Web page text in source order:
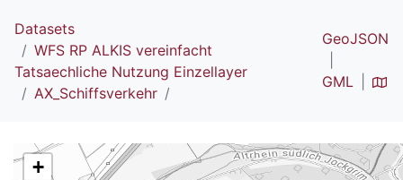
Datasets
WFS RP ALKIS vereinfacht
Tatsaechliche Nutzung Einzellayer
AX_Schiffsverkehr
GeoJSON
GML
+